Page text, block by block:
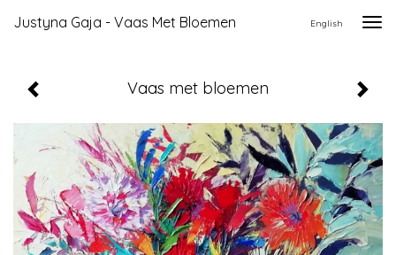
Justyna Gaja - Vaas Met Bloemen English
Vaas met bloemen